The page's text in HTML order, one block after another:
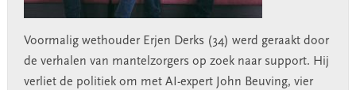
Voormalig wethouder Erjen Derks (34) werd geraakt door
de verhalen van mantelzorgers op zoek naar support. Hij
verliet de politiek om met AI-expert John Beuving, vier